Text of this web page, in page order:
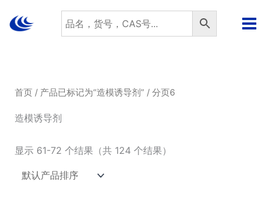
首页/ 产品已标记为“造模诱导剂” / 分页6
造模诱导剂
显示 61-72 个结果（共 124 个结果）